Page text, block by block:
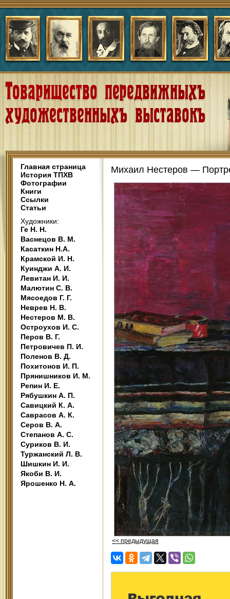
Главная страница
История ТПХВ
Фотографии
Книги
Ссылки
Статьи
Художники:
Ге Н. Н.
Васнецов В. М.
Касаткин Н.А.
Крамской И. Н.
Куинджи А. И.
Левитан И. И.
Малютин С. В.
Мясоедов Г. Г.
Неврев Н. В.
Нестеров М. В.
Остроухов И. С.
Перов В. Г.
Петровичев П. И.
Поленов В. Д.
Похитонов И. П.
Прянишников И. М.
Репин И. Е.
Рябушкин А. П.
Савицкий К. А.
Саврасов А. К.
Серов В. А.
Степанов А. С.
Суриков В. И.
Туржанский Л. В.
Шишкин И. И.
Якоби В. И.
Ярошенко Н. А.
Михаил Нестеров —
<< предыдущая